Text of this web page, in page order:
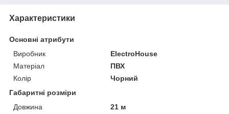
Характеристики
Основні атрибути
Виробник
ElectroHouse
Матеріал
ПВХ
Колір
Чорний
Габаритні розміри
Довжина
21 м